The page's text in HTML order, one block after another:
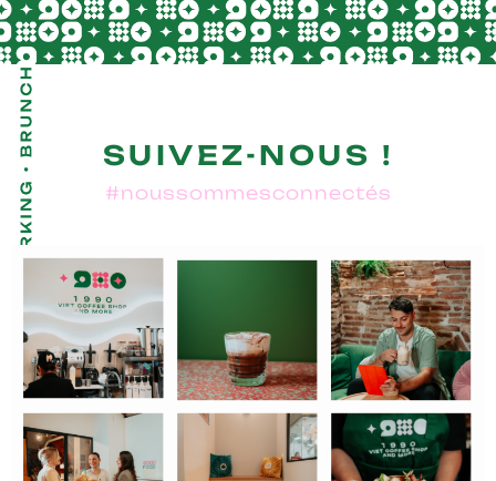
SUIVEZ-NOUS !
#noussommesconnectés